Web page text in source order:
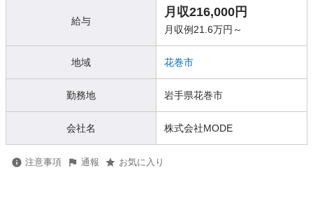
給与
月収216,000円
月収例21.6万円～
地域 花巻市
勤務地 岩手県花巻市
会社名 株式会社MODE
注意事項 通報 お気に入り